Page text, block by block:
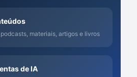
materiais, artigos e livros
de IA